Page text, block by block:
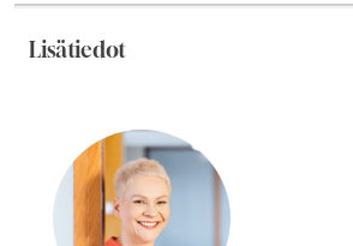
Lisätiedot